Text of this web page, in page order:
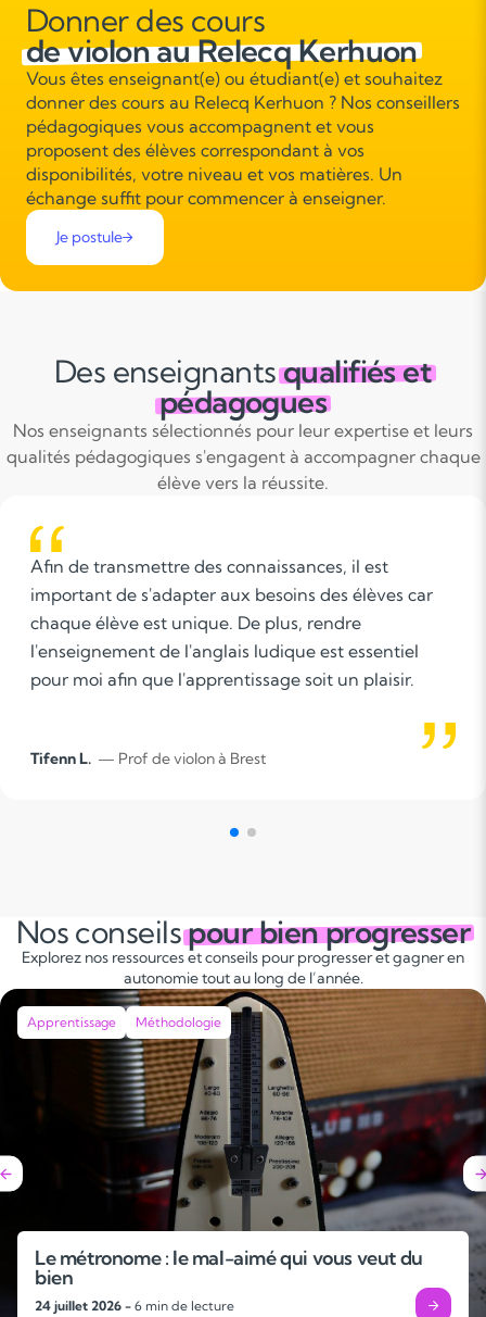
Donner des cours
de violon au Relecq Kerhuon
Vous êtes enseignant(e) ou étudiant(e) et souhaitez
donner des cours au Relecq Kerhuon ? Nos conseillers
pédagogiques vous accompagnent et vous
proposent des élèves correspondant à vos
disponibilités, votre niveau et vos matières. Un
échange suffit pour commencer à enseigner.
Je postule
Des enseignantsqualifiés et
pédagogues
Nos enseignants sélectionnés pour leur expertise et leurs
qualités pédagogiques s'engagent à accompagner chaque
élève vers la réussite.
Afin de transmettre des connaissances, il est
important de s'adapter aux besoins des élèves car
chaque élève est unique. De plus, rendre
l'enseignement de l'anglais ludique est essentiel
pour moi afin que l'apprentissage soit un plaisir.
Tifenn L. — Prof de violon à Brest
Nos conseilspour bien progresser
Explorez nos ressources et conseils pour progresser et gagner en
autonomie tout au long de l’année.
Apprentissage Méthodologie
Le métronome : le mal-aimé qui vous veut du
bien
24 juillet 2026 - 6 min de lecture